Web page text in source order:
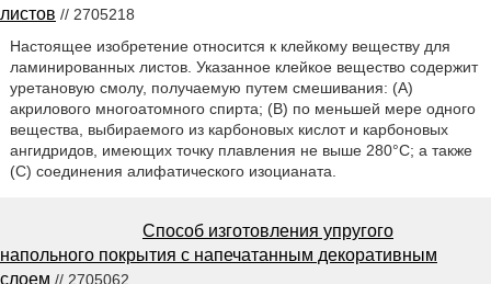
листов // 2705218
Настоящее изобретение относится к клейкому веществу для
ламинированных листов. Указанное клейкое вещество содержит
уретановую смолу, получаемую путем смешивания: (A)
акрилового многоатомного спирта; (B) по меньшей мере одного
вещества, выбираемого из карбоновых кислот и карбоновых
ангидридов, имеющих точку плавления не выше 280°С; а также
(C) соединения алифатического изоцианата.
Способ изготовления упругого
напольного покрытия с напечатанным декоративным
слоем // 2705062